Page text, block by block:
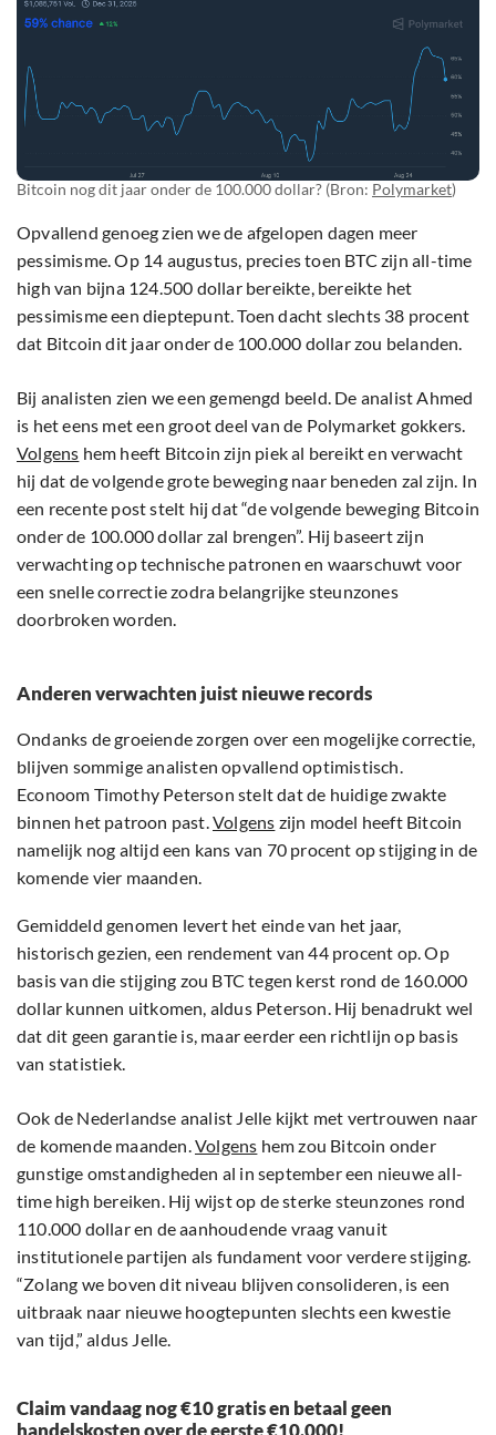
Bitcoin nog dit jaar onder de 100.000 dollar? (Bron: Polymarket)
Opvallend genoeg zien we de afgelopen dagen meer
pessimisme. Op 14 augustus, precies toen BTC zijn all-time
high van bijna 124.500 dollar bereikte, bereikte het
pessimisme een dieptepunt. Toen dacht slechts 38 procent
dat Bitcoin dit jaar onder de 100.000 dollar zou belanden.
Bij analisten zien we een gemengd beeld. De analist Ahmed
is het eens met een groot deel van de Polymarket gokkers.
Volgens hem heeft Bitcoin zijn piek al bereikt en verwacht
hij dat de volgende grote beweging naar beneden zal zijn. In
een recente post stelt hij dat “de volgende beweging Bitcoin
onder de 100.000 dollar zal brengen”. Hij baseert zijn
verwachting op technische patronen en waarschuwt voor
een snelle correctie zodra belangrijke steunzones
doorbroken worden.
Anderen verwachten juist nieuwe records
Ondanks de groeiende zorgen over een mogelijke correctie,
blijven sommige analisten opvallend optimistisch.
Econoom Timothy Peterson stelt dat de huidige zwakte
binnen het patroon past.Volgens zijn model heeft Bitcoin
namelijk nog altijd een kans van 70 procent op stijging in de
komende vier maanden.
Gemiddeld genomen levert het einde van het jaar,
historisch gezien, een rendement van 44 procent op. Op
basis van die stijging zou BTC tegen kerst rond de 160.000
dollar kunnen uitkomen, aldus Peterson. Hij benadrukt wel
dat dit geen garantie is, maar eerder een richtlijn op basis
van statistiek.
Ook de Nederlandse analist Jelle kijkt met vertrouwen naar
de komende maanden.Volgens hem zou Bitcoin onder
gunstige omstandigheden al in september een nieuwe all-
time high bereiken. Hij wijst op de sterke steunzones rond
110.000 dollar en de aanhoudende vraag vanuit
institutionele partijen als fundament voor verdere stijging.
“Zolang we boven dit niveau blijven consolideren, is een
uitbraak naar nieuwe hoogtepunten slechts een kwestie
van tijd,” aldus Jelle.
Claim vandaag nog €10 gratis en betaal geen
handelskosten over de eerste €10.000!